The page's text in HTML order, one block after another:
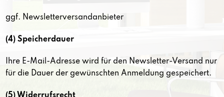
ggf. Newsletterversandanbieter
(4) Speicherdauer
Ihre E-Mail-Adresse wird für den Newsletter-Versand nur
für die Dauer der gewünschten Anmeldung gespeichert.
(5) Widerrufsrecht